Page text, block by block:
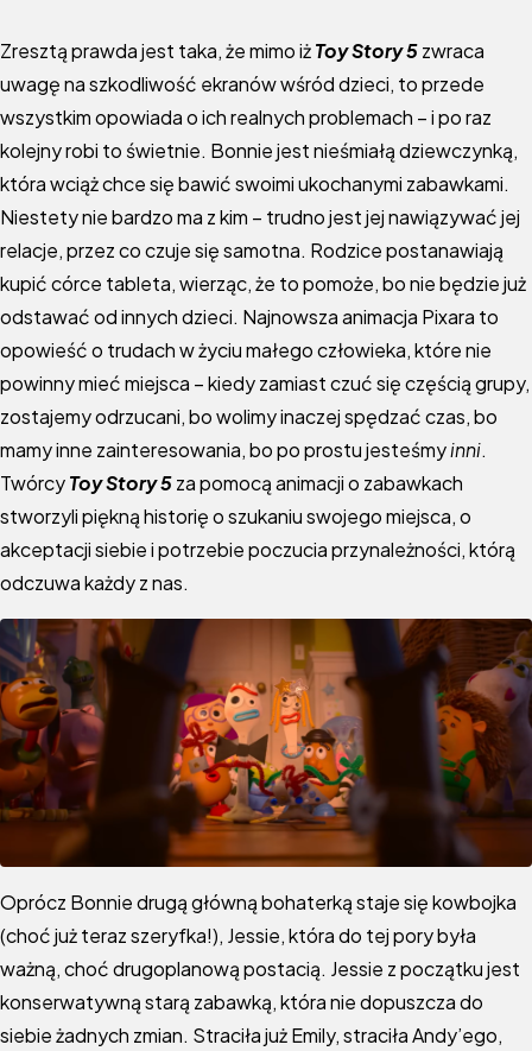
Zresztą prawda jest taka, że mimo iżToy Story 5zwraca
uwagę na szkodliwość ekranów wśród dzieci, to przede
wszystkim opowiada o ich realnych problemach – i po raz
kolejny robi to świetnie. Bonnie jest nieśmiałą dziewczynką,
która wciąż chce się bawić swoimi ukochanymi zabawkami.
Niestety nie bardzo ma z kim – trudno jest jej nawiązywać jej
relacje, przez co czuje się samotna. Rodzice postanawiają
kupić córce tableta, wierząc, że to pomoże, bo nie będzie już
odstawać od innych dzieci. Najnowsza animacja Pixara to
opowieść o trudach w życiu małego człowieka, które nie
powinny mieć miejsca – kiedy zamiast czuć się częścią grupy,
zostajemy odrzucani, bo wolimy inaczej spędzać czas, bo
mamy inne zainteresowania, bo po prostu jesteśmyinni.
TwórcyToy Story 5za pomocą animacji o zabawkach
stworzyli piękną historię o szukaniu swojego miejsca, o
akceptacji siebie i potrzebie poczucia przynależności, którą
odczuwa każdy z nas.
Oprócz Bonnie drugą główną bohaterką staje się kowbojka
(choć już teraz szeryfka!), Jessie, która do tej pory była
ważną, choć drugoplanową postacią. Jessie z początku jest
konserwatywną starą zabawką, która nie dopuszcza do
siebie żadnych zmian. Straciła już Emily, straciła Andy’ego,